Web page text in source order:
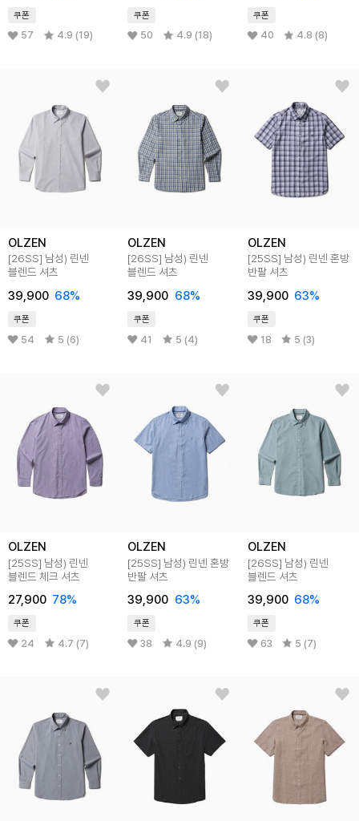
쿠폰
57 4.9 (19)
쿠폰
50 4.9 (18)
쿠폰
40 4.8 (8)
OLZEN
[26SS] 남성) 린넨
블렌드 셔츠
39,900 68%
쿠폰
54 5 (6)
OLZEN
[26SS] 남성) 린넨
블렌드 셔츠
39,900 68%
쿠폰
41 5 (4)
OLZEN
[25SS] 남성) 린넨 혼방
반팔 셔츠
39,900 63%
쿠폰
18 5 (3)
OLZEN
[25SS] 남성) 린넨
블렌드 체크 셔츠
27,900 78%
쿠폰
24 4.7 (7)
OLZEN
[25SS] 남성) 린넨 혼방
반팔 셔츠
39,900 63%
쿠폰
38 4.9 (9)
OLZEN
[26SS] 남성) 린넨
블렌드 셔츠
39,900 68%
쿠폰
63 5 (7)